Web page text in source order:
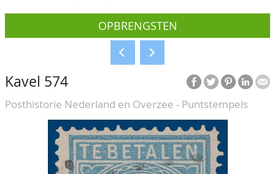
(VER)KOPEN
Hoe verkopen?
Voorwaarden
BIEDEN
CATALOGI/OPBRENGSTEN
KEURINGSDIENST
OPBRENGSTEN
Kavel 574
Posthistorie Nederland en Overzee - Puntstempels